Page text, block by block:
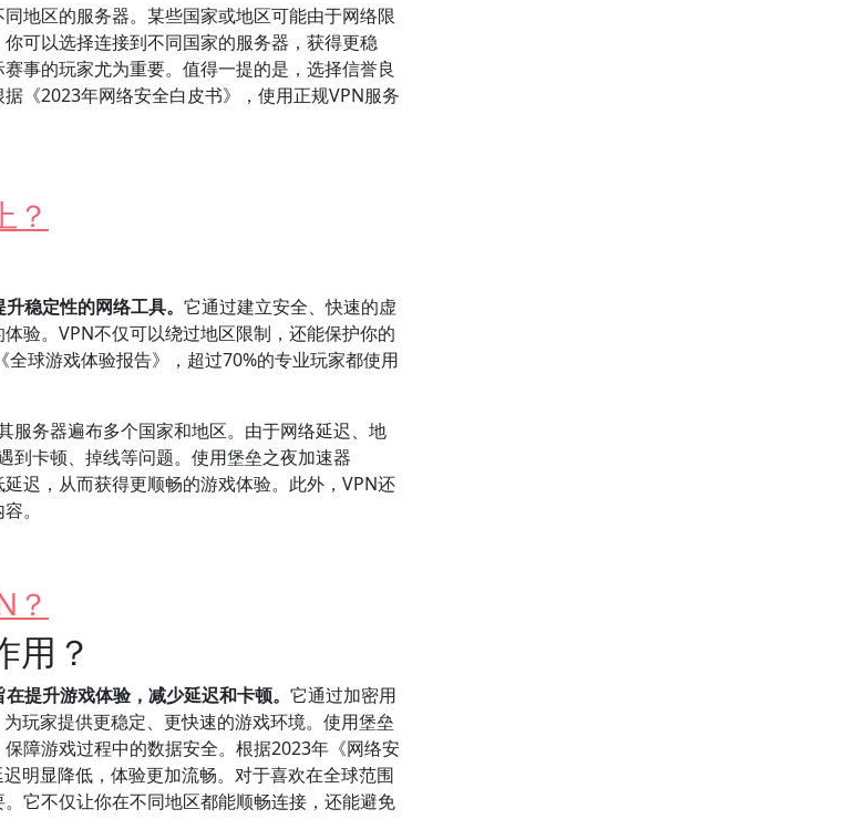
地区的服务器。某些国家或地区可能由于网络限
可以选择连接到不同国家的服务器，获得更稳
事的玩家尤为重要。值得一提的是，选择信誉良
《2023年网络安全白皮书》，使用正规VPN服务
？
稳定性的网络工具。 它通过建立安全、快速的虚
验。VPN不仅可以绕过地区限制，还能保护你的
球游戏体验报告》，超过70%的专业玩家都使用
服务器遍布多个国家和地区。由于网络延迟、地
到卡顿、掉线等问题。使用堡垒之夜加速器
迟，从而获得更顺畅的游戏体验。此外，VPN还
。
？
用？
提升游戏体验，减少延迟和卡顿。 它通过加密用
玩家提供更稳定、更快速的游戏环境。使用堡垒
障游戏过程中的数据安全。根据2023年《网络安
明显降低，体验更加流畅。对于喜欢在全球范围
它不仅让你在不同地区都能顺畅连接，还能避免